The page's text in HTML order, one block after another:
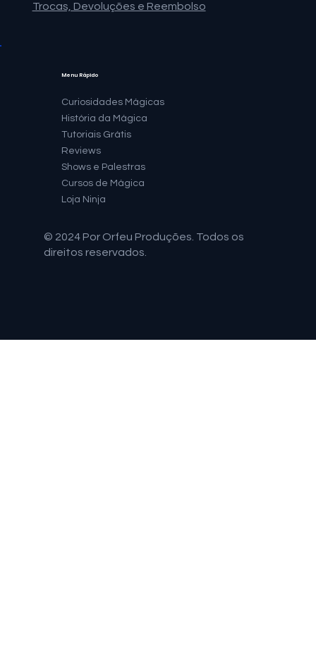
Trocas, Devoluções e Reembolso
Menu Rápido
Curiosidades Mágicas
História da Mágica
Tutoriais Grátis
Reviews
Shows e Palestras
Cursos de Mágica
Loja Ninja
© 2024 Por Orfeu Produções. Todos os
direitos reservados.